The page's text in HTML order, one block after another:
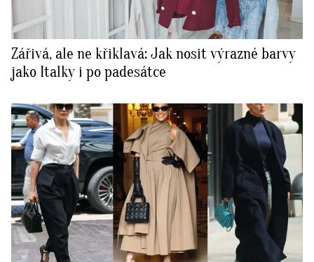
Zářivá, ale ne křiklavá: Jak nosit výrazné barvy
jako Italky i po padesátce